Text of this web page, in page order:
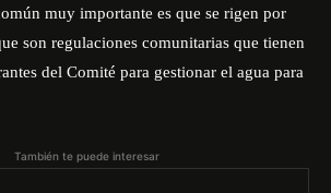
muy importante es que se rigen por
son regulaciones comunitarias que tienen
del Comité para gestionar el agua para
También te puede interesar